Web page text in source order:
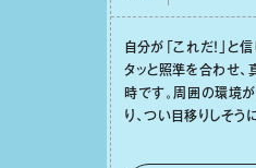
⾃分が「これだ！」と
タッと照準を合わせ、
時です。周囲の環境
り、つい⽬移りしそう
をそっと⼿放し、⽬の